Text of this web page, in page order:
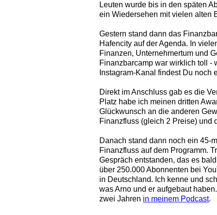
Leuten wurde bis in den späten
ein Wiedersehen mit vielen alten
Gestern stand dann das
Hafencity auf der Agenda. In
Finanzen, Unternehmertum und
Finanzbarcamp war wirklich toll -
Instagram-Kanal findest Du
Direkt im Anschluss gab es die
Platz habe ich meinen dritten
Glückwunsch an die anderen
Finanzfluss (gleich 2 Preise)
Danach stand dann noch ein 45-
Finanzfluss auf dem Programm.
Gespräch entstanden, das es
über 250.000 Abonnenten bei
in Deutschland. Ich kenne und
was Arno und er aufgebaut
zwei Jahren in meinem Podcast.